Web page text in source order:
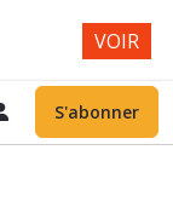
S'abonner
VOIR